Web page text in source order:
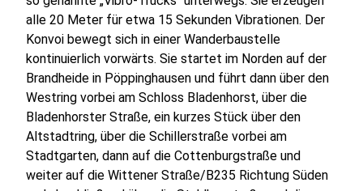
alle 20 Meter für etwa 15 Sekunden Vibrationen. Der
Konvoi bewegt sich in einer Wanderbaustelle
kontinuierlich vorwärts. Sie startet im Norden auf der
Brandheide in Pöppinghausen und führt dann über den
Westring vorbei am Schloss Bladenhorst, über die
Bladenhorster Straße, ein kurzes Stück über den
Altstadtring, über die Schillerstraße vorbei am
Stadtgarten, dann auf die Cottenburgstraße und
weiter auf die Wittener Straße/B235 Richtung Süden